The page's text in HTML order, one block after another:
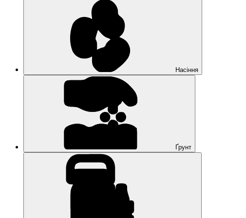
Насіння
Ґрунт